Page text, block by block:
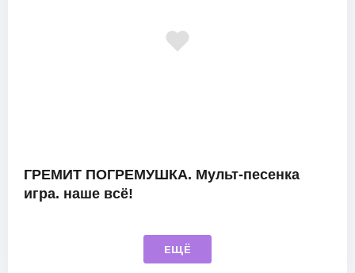
ГРЕМИТ ПОГРЕМУШКА. Мульт-песенка
игра. наше всё!
ЕЩЁ